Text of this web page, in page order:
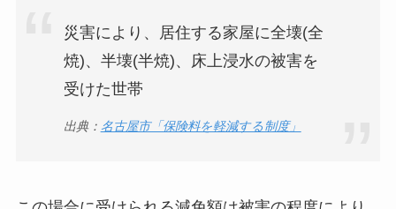
災害により、居住する家屋に全壊(全
焼)、半壊(半焼)、床上浸水の被害を
受けた世帯
出典： 名古屋市「保険料を軽減する制度」